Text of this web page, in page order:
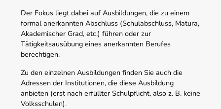
Der Fokus liegt dabei auf Ausbildungen, die zu einem
formal anerkannten Abschluss (Schulabschluss, Matura,
Akademischer Grad, etc.) führen oder zur
Tätigkeitsausübung eines anerkannten Berufes
berechtigen.
Zu den einzelnen Ausbildungen finden Sie auch die
Adressen der Institutionen, die diese Ausbildung
anbieten (erst nach erfüllter Schulpflicht, also z. B. keine
Volksschulen).